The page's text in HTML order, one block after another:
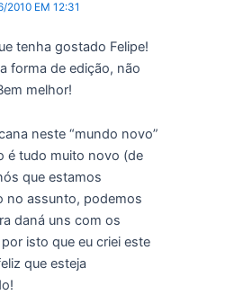
2010 EM 12:31
tenha gostado Felipe!
forma de edição, não
melhor!
neste “mundo novo”
é tudo muito novo (de
que estamos
no assunto, podemos
daná uns com os
isto que eu criei este
que esteja